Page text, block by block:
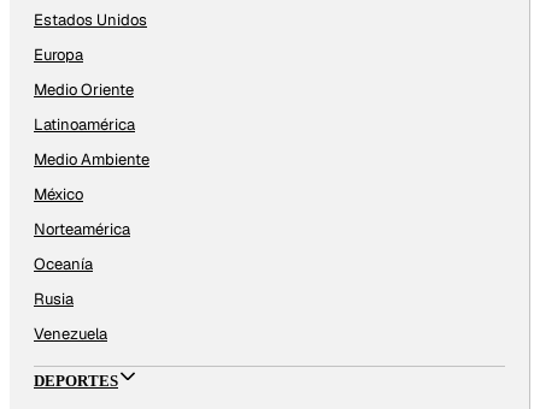
Estados Unidos
Europa
Medio Oriente
Latinoamérica
Medio Ambiente
México
Norteamérica
Oceanía
Rusia
Venezuela
DEPORTES